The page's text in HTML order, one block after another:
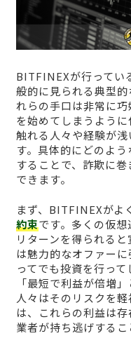
BITFINEXが行ってい
般的に見られる典型
れらの手口は非常に
を始めてしまうよう
触れる人々や経験が
す。具体的にどのよ
することで、詐欺に
できます。
まず、BITFINEXがよ
約束です。多くの仮
リターンを得られる
は魅力的なオファー
ってでも投資を行って
「最短で利益が倍増
人々はそのリスクを
は、これらの利益は
業者が持ち逃げするこ